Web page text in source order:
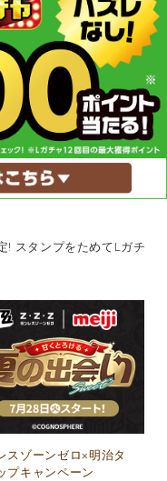
! スタンプをためてLガチ
スゾーンゼロ×明治タ
プキャンペーン